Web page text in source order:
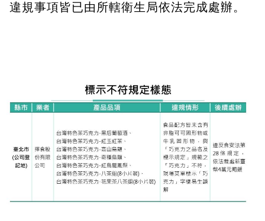
違規事項皆已由所轄衛生局依法完成處辦。